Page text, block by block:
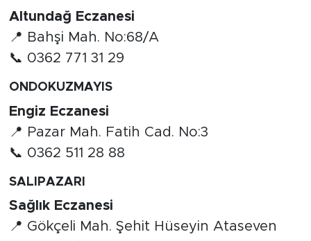
Altundağ Eczanesi
📍 Bahşi Mah. No:68/A
📞 0362 771 31 29
ONDOKUZMAYIS
Engiz Eczanesi
📍 Pazar Mah. Fatih Cad. No:3
📞 0362 511 28 88
SALIPAZARI
Sağlık Eczanesi
📍 Gökçeli Mah. Şehit Hüseyin Ataseven